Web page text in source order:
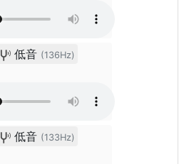
低音 (136Hz)
低音 (133Hz)